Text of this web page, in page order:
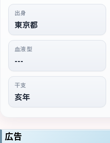
出身
東京都
血液型
---
干支
亥年
広告